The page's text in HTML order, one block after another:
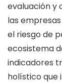
evaluación y
las
el riesgo de
ecosistema
indicadores
holístico que